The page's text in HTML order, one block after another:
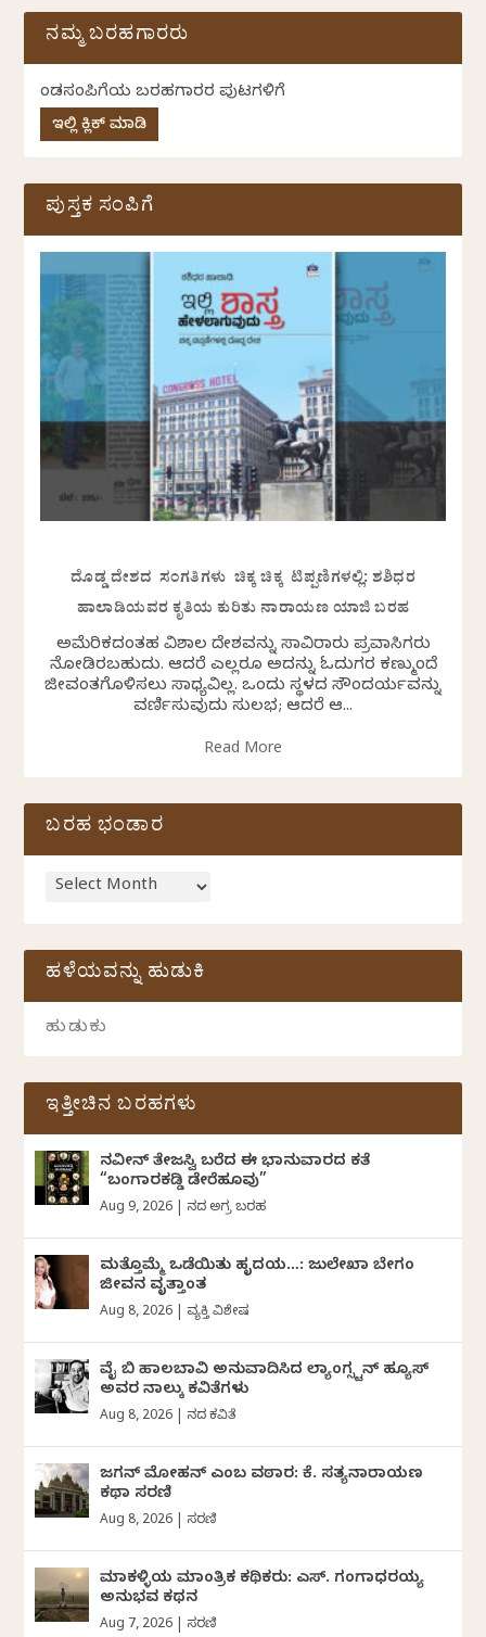
ನಮ್ಮ ಬರಹಗಾರರು
ಕೆಂಡಸಂಪಿಗೆಯ ಬರಹಗಾರರ ಪುಟಗಳಿಗೆ
ಇಲ್ಲಿ ಕ್ಲಿಕ್ ಮಾಡಿ
ಪುಸ್ತಕ ಸಂಪಿಗೆ
ದೊಡ್ಡ ದೇಶದ ಸಂಗತಿಗಳು ಚಿಕ್ಕ ಚಿಕ್ಕ ಟಿಪ್ಪಣಿಗಳಲ್ಲಿ: ಶಶಿಧರ
ಹಾಲಾಡಿಯವರ ಕೃತಿಯ ಕುರಿತು ನಾರಾಯಣ ಯಾಜಿ ಬರಹ
ಅಮೆರಿಕದಂತಹ ವಿಶಾಲ ದೇಶವನ್ನು ಸಾವಿರಾರು ಪ್ರವಾಸಿಗರು
ನೋಡಿರಬಹುದು. ಆದರೆ ಎಲ್ಲರೂ ಅದನ್ನು ಓದುಗರ ಕಣ್ಮುಂದೆ
ಜೀವಂತಗೊಳಿಸಲು ಸಾಧ್ಯವಿಲ್ಲ. ಒಂದು ಸ್ಥಳದ ಸೌಂದರ್ಯವನ್ನು
ವರ್ಣಿಸುವುದು ಸುಲಭ; ಆದರೆ ಆ...
Read More
ಬರಹ ಭಂಡಾರ
ಹಳೆಯವನ್ನು ಹುಡುಕಿ
ಇತ್ತೀಚಿನ ಬರಹಗಳು
ನವೀನ್‌ ತೇಜಸ್ವಿ ಬರೆದ ಈ ಭಾನುವಾರದ ಕತೆ
“ಬಂಗಾರಕಡ್ಡಿ ಡೇರೆಹೂವು”
Aug 9, 2026 ದಿನದ ಅಗ್ರ ಬರಹ
ಮತ್ತೊಮ್ಮೆ ಒಡೆಯಿತು ಹೃದಯ…: ಜುಲೇಖಾ ಬೇಗಂ
ಜೀವನ ವೃತ್ತಾಂತ
Aug 8, 2026 ವ್ಯಕ್ತಿ ವಿಶೇಷ
ವೈ ಬಿ ಹಾಲಬಾವಿ ಅನುವಾದಿಸಿದ ಲ್ಯಾಂಗ್ಸ್ಟನ್ ಹ್ಯೂಸ್
ಅವರ ನಾಲ್ಕು ಕವಿತೆಗಳು
Aug 8, 2026 ದಿನದ ಕವಿತೆ
ಜಗನ್‌ ಮೋಹನ್‌ ಎಂಬ ವಠಾರ: ಕೆ. ಸತ್ಯನಾರಾಯಣ
ಕಥಾ ಸರಣಿ
Aug 8, 2026 ಸರಣಿ
ಮಾಕಳ್ಳಿಯ ಮಾಂತ್ರಿಕ ಕಥಿಕರು: ಎಸ್. ಗಂಗಾಧರಯ್ಯ
ಅನುಭವ ಕಥನ
Aug 7, 2026 ಸರಣಿ